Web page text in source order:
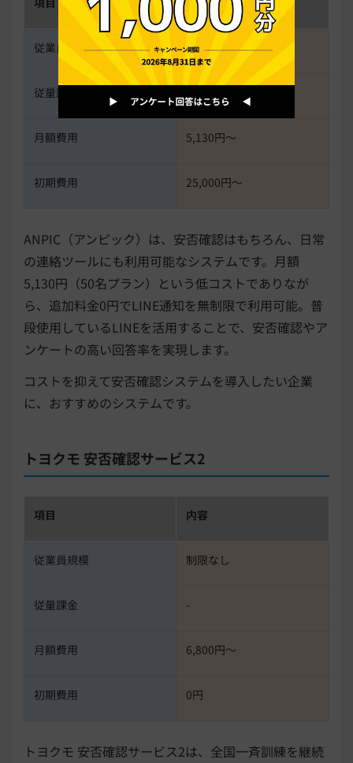
従業員規模 制限なし
従量課金
月額費用 5,130円〜
初期費用 25,000円〜
ANPIC（アンピック）は、安否確認はもちろん、日常
の連絡ツールにも利用可能なシステムです。月額
5,130円（50名プラン）という低コストでありなが
ら、追加料金0円でLINE通知を無制限で利用可能。普
段使用しているLINEを活用することで、安否確認やア
ンケートの高い回答率を実現します。
コストを抑えて安否確認システムを導入したい企業
に、おすすめのシステムです。
トヨクモ 安否確認サービス2
項目 内容
従業員規模 制限なし
従量課金 -
月額費用 6,800円〜
初期費用 0円
トヨクモ 安否確認サービス2は、全国一斉訓練を継続